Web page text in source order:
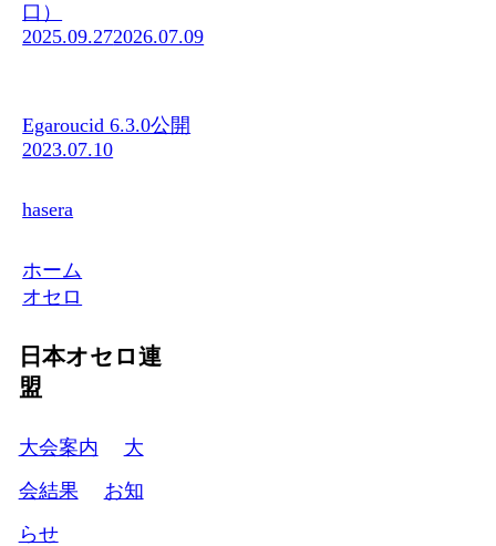
口）
2025.09.272026.07.09
Egaroucid 6.3.0公開
2023.07.10
hasera
ホーム
オセロ
日本オセロ連
盟
大会案内
大
会結果
お知
らせ